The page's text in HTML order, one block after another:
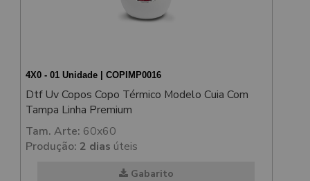
4X0 - 01 Unidade | COPIMP0016
Dtf Uv Copos Copo Térmico Modelo Cuia Com
Tampa Linha Premium
Tam. Arte: 60x60
Produção: 2 dias úteis
Gabarito